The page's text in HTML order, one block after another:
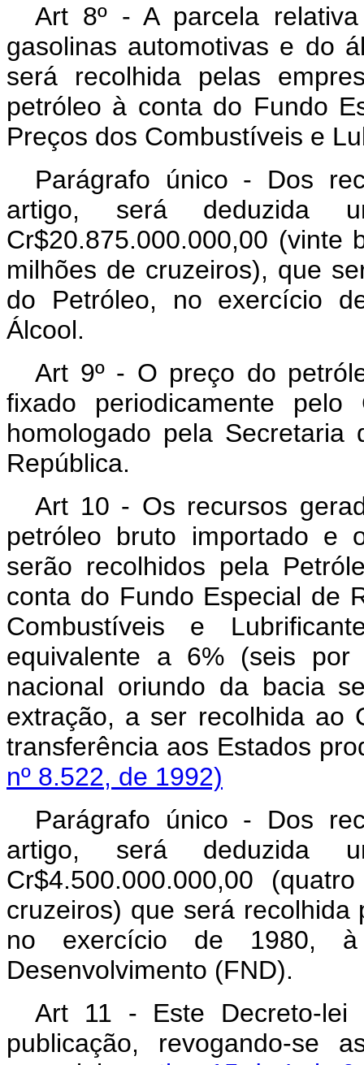
Art 8º - A parcela
gasolinas automotivas e do
será recolhida pelas
petróleo à conta do Fundo
Preços dos Combustíveis e
Parágrafo único - Dos
artigo, será deduzida
Cr$20.875.000.000,00 (vinte
milhões de cruzeiros), que
do Petróleo, no exercício
Álcool.
Art 9º - O preço do
fixado periodicamente
homologado pela Secretaria
República.
Art 10 - Os recursos
petróleo bruto importado e
serão recolhidos pela
conta do Fundo Especial de
Combustíveis e
equivalente a 6% (seis
nacional oriundo da bacia
extração, a ser recolhida ao
transferência aos Estados
nº 8.522, de 1992)
Parágrafo único - Dos
artigo, será deduzida
Cr$4.500.000.000,00
cruzeiros) que será
no exercício de 1980,
Desenvolvimento (FND).
Art 11 - Este Decreto-
publicação, revogando-se